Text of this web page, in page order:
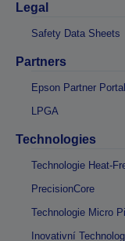
Legal
Safety Data Sheets
Partners
Epson Partner Portal
LPGA
Technologies
Technologie Heat-
PrecisionCore
Technologie Micro
Inovativní